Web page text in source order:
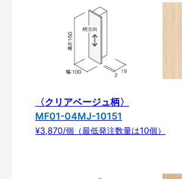
〈クリアベージュ柄〉
MF01-04MJ-10151
¥3,870/個（最低発注数量は10個）